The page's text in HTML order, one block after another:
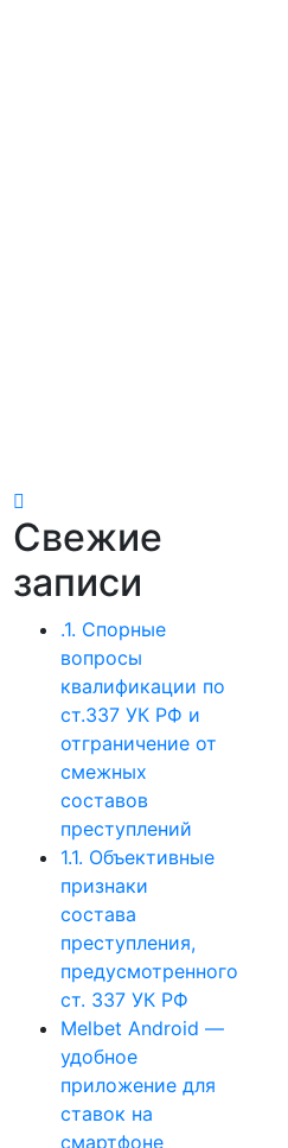
Свежие
записи
.1. Спорные
вопросы
квалификации по
ст.337 УК РФ и
отграничение от
смежных
составов
преступлений
1.1. Объективные
признаки
состава
преступления,
предусмотренного
ст. 337 УК РФ
Melbet Android —
удобное
приложение для
ставок на
смартфоне